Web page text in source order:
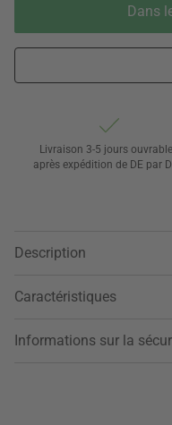
Dans
Livraison 3-5 jours
après expédition de DE par
Description
Caractéristiques
Informations sur la